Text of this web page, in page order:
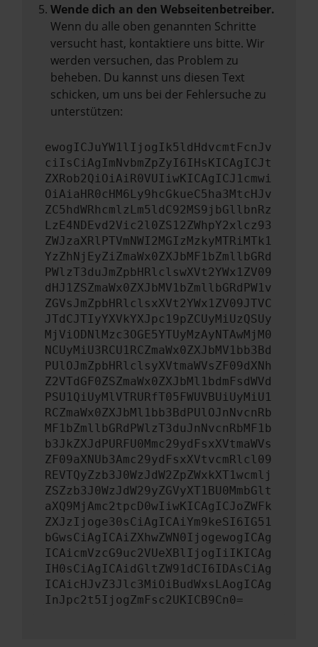
Wende dich an den Webseitenbetreiber.
Wenn du alle oben genannten Schritte
versucht hast, kontaktiere uns bitte. Wir
werden versuchen, das Problem zu
beheben. Du kannst uns diesen Text
schicken, um uns bei der Fehlersuche zu
unterstützen:
ewogICJuYW1lIjogIk5ldHdvcmtFcnJv
ciIsCiAgImNvbmZpZyI6IHsKICAgICJt
ZXRob2QiOiAiR0VUIiwKICAgICJ1cmwi
OiAiaHR0cHM6Ly9hcGkueC5ha3MtcHJv
ZC5hdWRhcmlzLm5ldC92MS9jbGllbnRz
LzE4NDEvd2Vic2l0ZS12ZWhpY2xlcz93
ZWJzaXRlPTVmNWI2MGIzMzkyMTRiMTk1
YzZhNjEyZiZmaWx0ZXJbMF1bZmllbGRd
PWlzT3duJmZpbHRlclswXVt2YWx1ZV09
dHJ1ZSZmaWx0ZXJbMV1bZmllbGRdPW1v
ZGVsJmZpbHRlclsxXVt2YWx1ZV09JTVC
JTdCJTIyYXVkYXJpc19pZCUyMiUzQSUy
MjViODNlMzc3OGE5YTUyMzAyNTAwMjM0
NCUyMiU3RCU1RCZmaWx0ZXJbMV1bb3Bd
PUlOJmZpbHRlclsyXVtmaWVsZF09dXNh
Z2VTdGF0ZSZmaWx0ZXJbMl1bdmFsdWVd
PSU1QiUyMlVTRURfT05FWUVBUiUyMiU1
RCZmaWx0ZXJbMl1bb3BdPUlOJnNvcnRb
MF1bZmllbGRdPWlzT3duJnNvcnRbMF1b
b3JkZXJdPURFU0Mmc29ydFsxXVtmaWVs
ZF09aXNUb3Amc29ydFsxXVtvcmRlcl09
REVTQyZzb3J0WzJdW2ZpZWxkXT1wcmlj
ZSZzb3J0WzJdW29yZGVyXT1BU0MmbGlt
aXQ9MjAmc2tpcD0wIiwKICAgICJoZWFk
ZXJzIjoge30sCiAgICAiYm9keSI6IG51
bGwsCiAgICAiZXhwZWN0IjogewogICAg
ICAicmVzcG9uc2VUeXBlIjogIiIKICAg
IH0sCiAgICAidGltZW91dCI6IDAsCiAg
ICAicHJvZ3Jlc3MiOiBudWxsLAogICAg
InJpc2t5IjogZmFsc2UKICB9Cn0=